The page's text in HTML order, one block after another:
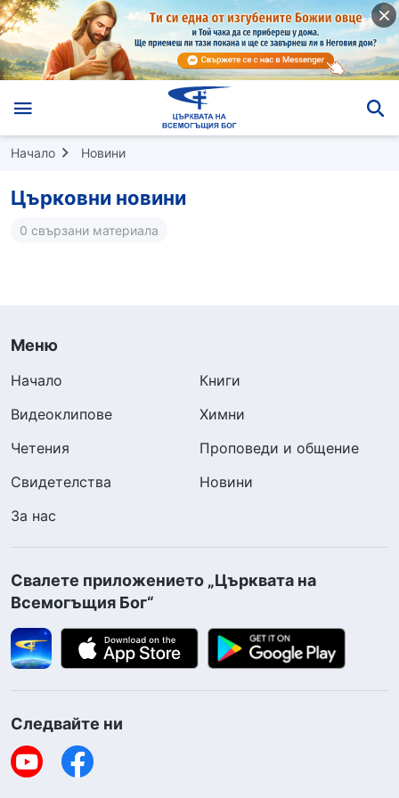
Начало Новини
Църковни новини
0 свързани материала
Меню
Начало
Книги
Видеоклипове
Химни
Четения
Проповеди и общение
Свидетелства
Новини
За нас
Свалете приложението „Църквата на
Всемогъщия Бог“
Следвайте ни